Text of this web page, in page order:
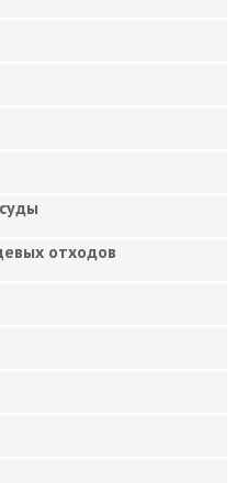
отходов